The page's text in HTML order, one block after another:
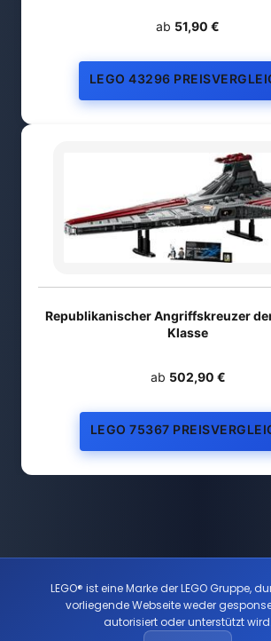
ab 51,90 €
LEGO 43296
Republikanischer Angriffskreuzer
Klasse
ab 502,90 €
LEGO 75367
LEGO® ist eine Marke der LEGO Gruppe,
vorliegende Webseite weder
autorisiert oder unterstützt wird.